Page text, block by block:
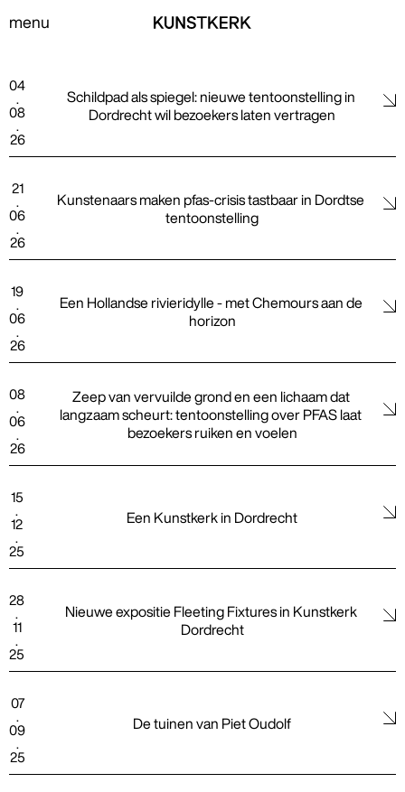
menu
04
08
26
Schildpad als spiegel: nieuwe tentoonstelling in
Dordrecht wil bezoekers laten vertragen
21
06
26
Kunstenaars maken pfas-crisis tastbaar in Dordtse
tentoonstelling
19
06
26
Een Hollandse rivieridylle - met Chemours aan de
horizon
08
06
26
Zeep van vervuilde grond en een lichaam dat
langzaam scheurt: tentoonstelling over PFAS laat
bezoekers ruiken en voelen
15
12
25
Een Kunstkerk in Dordrecht
28
11
25
Nieuwe expositie Fleeting Fixtures in Kunstkerk
Dordrecht
07
09
25
De tuinen van Piet Oudolf